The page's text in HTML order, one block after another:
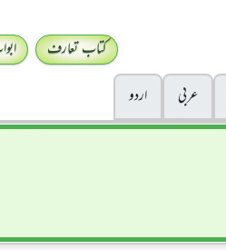
کتاب تعارف
عربی
اردو